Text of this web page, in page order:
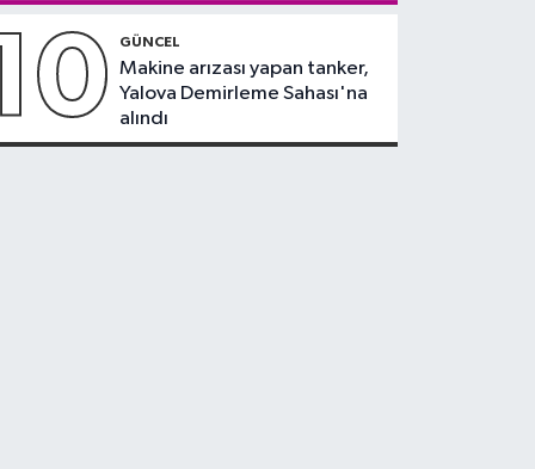
GÜNCEL
Makine arızası yapan tanker,
Yalova Demirleme Sahası'na
alındı